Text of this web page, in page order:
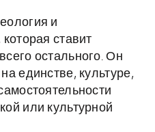
и
ставит
остального. Он
единстве, культуре,
или культурной